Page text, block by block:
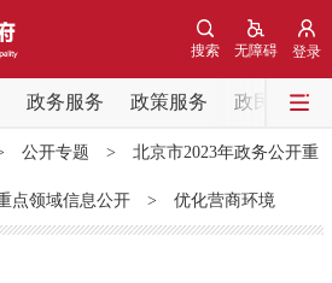
登录
无障碍
搜索
政务服务 政策服务 政民互动
国务院信息 中央部委动态
会议信息 部门动态
公开专题 > 北京市2023年政务公开重
点领域信息公开> 优化营商环境